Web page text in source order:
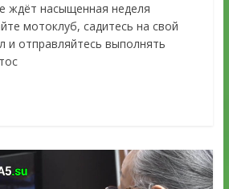
ждёт насыщенная неделя
мотоклуб, садитесь на свой
отправляйтесь выполнять